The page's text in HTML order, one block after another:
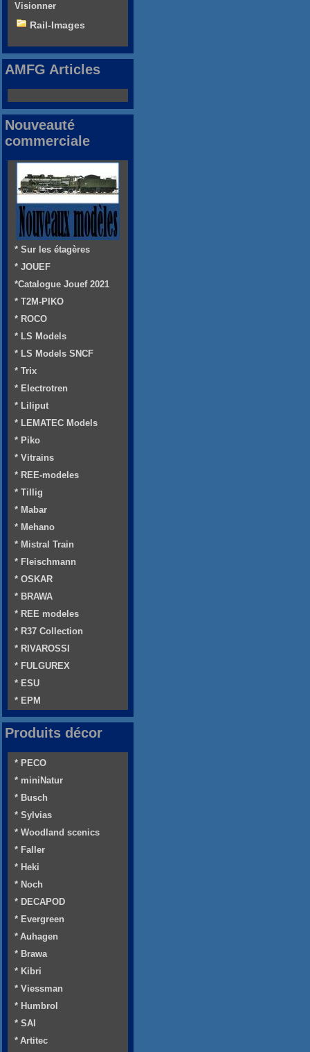
Visionner
Rail-Images
AMFG Articles
Nouveauté
commerciale
* Sur les étagères
* JOUEF
*Catalogue Jouef 2021
* T2M-PIKO
* ROCO
* LS Models
* LS Models SNCF
* Trix
* Electrotren
* Liliput
* LEMATEC Models
* Piko
* Vitrains
* REE-modeles
* Tillig
* Mabar
* Mehano
* Mistral Train
* Fleischmann
* OSKAR
* BRAWA
* REE modeles
* R37 Collection
* RIVAROSSI
* FULGUREX
* ESU
* EPM
Produits décor
* PECO
* miniNatur
* Busch
* Sylvias
* Woodland scenics
* Faller
* Heki
* Noch
* DECAPOD
* Evergreen
* Auhagen
* Brawa
* Kibri
* Viessman
* Humbrol
* SAI
* Artitec